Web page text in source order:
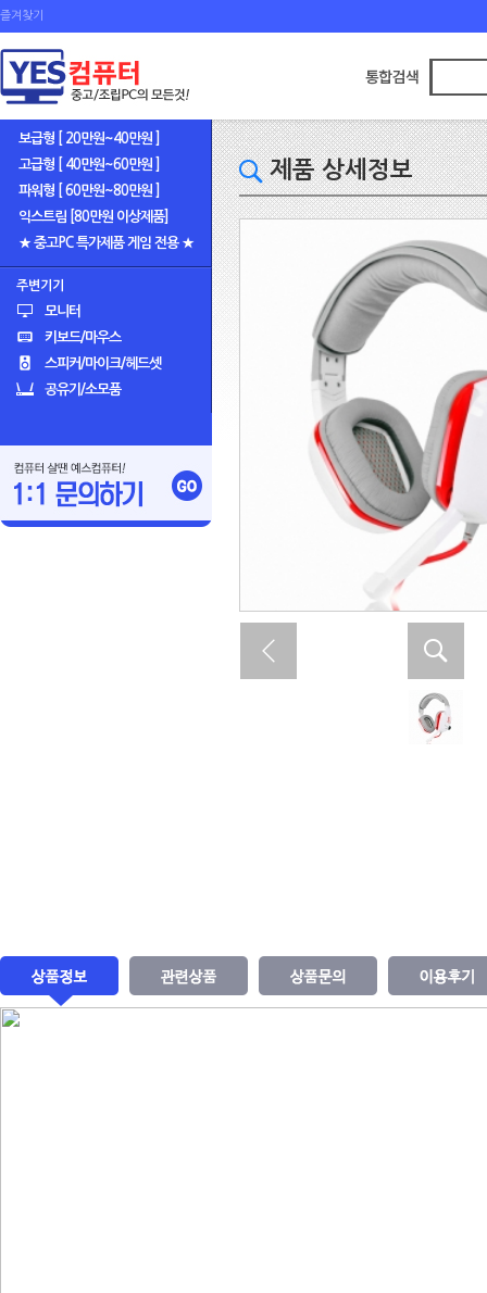
즐겨찾기
보급형 [ 20만원~40만원 ]
고급형 [ 40만원~60만원 ]
파워형 [ 60만원~80만원 ]
익스트림 [80만원 이상제품]
★ 중고PC 특가제품 게임 전용 ★
주변기기
모니터
키보드/마우스
스피커/마이크/헤드셋
공유기/소모품
제품 상세정보